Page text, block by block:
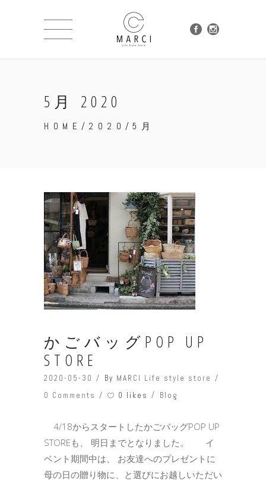
5月 2020
HOME /2020 /5月
かごバッグPOP UP
STORE
2020-05-30 By MARCI Life style store
0 Comments
0 likes Blog
4/18からスタートしたかごバッグPOP UP
STOREも、 明日までとなりました。 イ
ベント期間中は、 お友達へのプレゼントに
母の日の贈り物に、と選びにお越しいただい